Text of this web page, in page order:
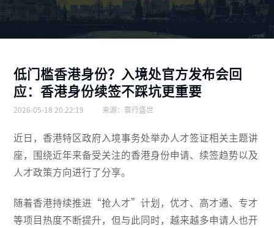
低门槛香港身份？入境处官方发布会回
应：香港身份续签不踩坑更重要
2026-05-18 20:22:19 来源： 寰行盛世
近日，香港特区政府入境事务处举办人才签证相关主题讲
座，围绕近年来备受关注的香港身份申请、续签趋势以及
人才政策方向进行了分享。
随着香港持续推进“抢人才”计划，优才、高才通、专才
等项目热度不断提升，但与此同时，越来越多申请人也开